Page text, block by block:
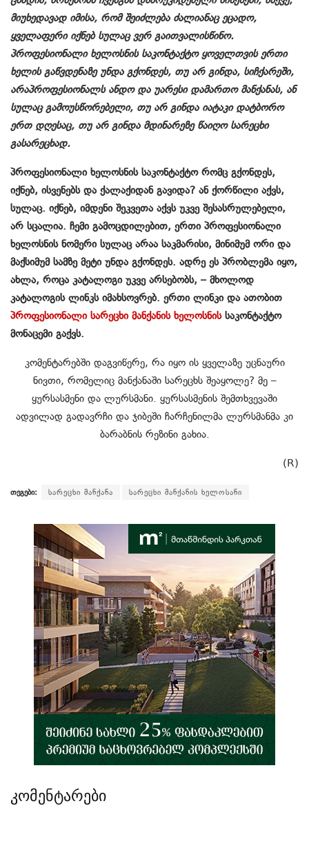
მიუხედავად იმისა, რომ შეიძლება ძალიანაც ეცადო,
ყველაფერი იქნებ სულაც ვერ გაითვალისწინო.
პროფესიონალი ხელოსნის საკონტაქტო ყოველთვის ერთი
ხელის გაწვდენაზე უნდა გქონდეს, თუ არ გინდა, სიჩქარეში,
არაპროფესიონალს ანდო და უარესი დამართო მანქანას, ან
სულაც გამოუსწორებელი, თუ არ გინდა იატაკი დატბორო
ერთ დღესაც, თუ არ გინდა მდინარეზე წაიღო სარეცხი
გასარეცხად.
პროფესიონალი ხელოსნის საკონტაქტო რომც გქონდეს,
იქნებ, ისვენებს და ქალაქიდან გავიდა? ან ქორწილი აქვს,
სულაც. იქნებ, იმდენი შეკვეთა აქვს უკვე შესასრულებელი,
არ სცალია. ჩემი გამოცდილებით, ერთი პროფესიონალი
ხელოსნის ნომერი სულაც არაა საკმარისი, მინიმუმ ორი და
მაქსიმუმ სამზე მეტი უნდა გქონდეს. ადრე ეს პრობლემა იყო,
ახლა, როცა კატალოგი უკვე არსებობს, – მხოლოდ
კატალოგის ლინკს იმახსოვრებ. ერთი ლინკი და ათობით
პროფესიონალი სარეცხი მანქანის ხელოსნისსაკონტაქტო
მონაცემი გაქვს.
კომენტარებში დაგვიწერე, რა იყო ის ყველაზე უცნაური
ნივთი, რომელიც მანქანაში სარეცხს შეაყოლე? მე –
ყურსასმენი და ლურსმანი. ყურსასმენის შემთხვევაში
ადვილად გადავრჩი და ჯიბეში ჩარჩენილმა ლურსმანმა კი
ბარაბნის რეზინი გახია.
(R)
თეგები: სარეცხი მანქანა სარეცხი მანქანის ხელოსანი
კომენტარები